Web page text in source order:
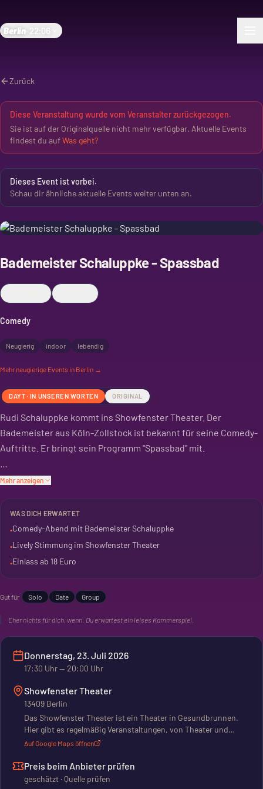
Berlin 22:06
Zurück
Diese Veranstaltung wurde vom Veranstalter zurückgezogen.
Sie ist auf der Originalquelle nicht mehr verfügbar. Aktuelle Events
findest du aufWas geht?
Dieses Event ist vorbei.
Schau dir ähnliche aktuelle Events weiter unten an.
Bademeister Schaluppke - Spassbad
Comedy
Neugierig indoor lebendig
Mehr neugierige Events in Berlin →
DAYT · IN UNSEREN WORTEN ORIGINAL
Rudi Schaluppke kommt ins Showfenster Theater. Der
Bademeister aus Köln-Zollstock ist bekannt für seine Comedy-
Auftritte. Er bringt sein Programm "Spassbad" mit.
Nach 20 Jahren im Dienst warten auf Schaluppke neue
lustig.
Ein Abend mit Schaluppke ist Comedy pur. Er ist direkt, ehrlich
Mehr anzeigen
WAS DICH ERWARTET
•Comedy-Abend mit Bademeister Schaluppke
•Lively Stimmung im Showfenster Theater
•Einlass ab 18 Euro
Gut für Solo Date Group
Eher nichts für dich, wenn: Du erwartest ein leises Kammerspiel.
Donnerstag, 23. Juli 2026
17:30 Uhr— 20:00 Uhr
Showfenster Theater
13409 Berlin
Das Showfenster Theater ist ein Theater in Gesundbrunnen.
Hier gibt es regelmäßig Veranstaltungen, von Theater und
Comedy bis zu Musik und Lesungen. Auch Community-Events
läuft vor allem am Wochenende, Donnerstag bis
Samstagabend. Aber auch nachmittags finden Events statt. Es
Auf Google Maps öffnen
Preis beim Anbieter prüfen
geschätzt · Quelle prüfen